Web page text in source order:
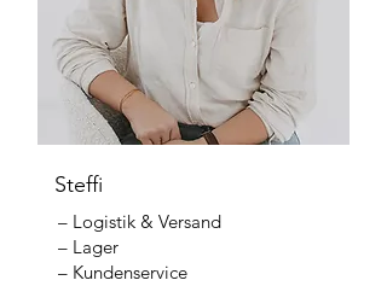
Steffi
– Logistik & Versand
– Lager
– Kundenservice